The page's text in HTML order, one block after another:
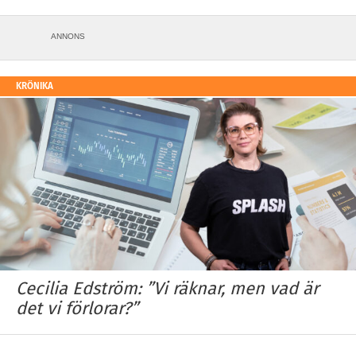
ANNONS
KRÖNIKA
Cecilia Edström: ”Vi räknar, men vad är
det vi förlorar?”